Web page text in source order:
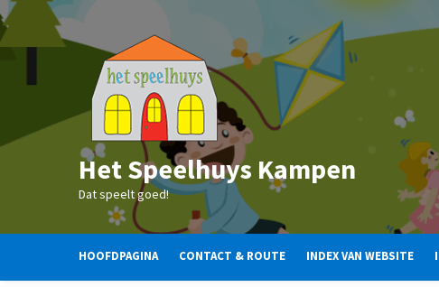
Skip
to
content
Het Speelhuys Kampen
Dat speelt goed!
HOOFDPAGINA CONTACT & ROUTE INDEX VAN WEBSITE